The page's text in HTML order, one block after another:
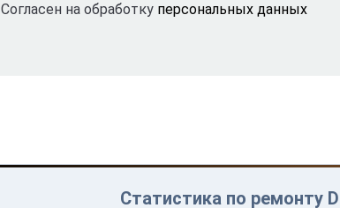
Согласен на обработку персональных данных
Статистика по ремонту